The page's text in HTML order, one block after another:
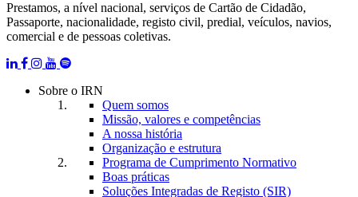
Prestamos, a nível nacional, serviços de Cartão de Cidadão,
Passaporte, nacionalidade, registo civil, predial, veículos, navios,
comercial e de pessoas coletivas.
Sobre o IRN
Quem somos
Missão, valores e competências
A nossa história
Organização e estrutura
Programa de Cumprimento Normativo
Boas práticas
Soluções Integradas de Registo (SIR)